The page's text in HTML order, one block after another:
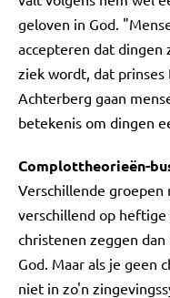
geloven in God.
accepteren dat dingen
ziek wordt, dat prinses
Achterberg gaan
betekenis om dingen
Complottheorieën-
Verschillende groepen
verschillend op
christenen zeggen
God. Maar als je geen
niet in zo'n